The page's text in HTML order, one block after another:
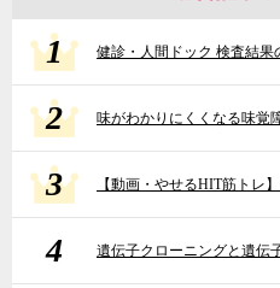
1 健診・人間ドック 検査結
2 味がわかりにくくなる味覚
3 【動画・やせるHIT筋トレ
4 遺伝子クローニングと遺伝